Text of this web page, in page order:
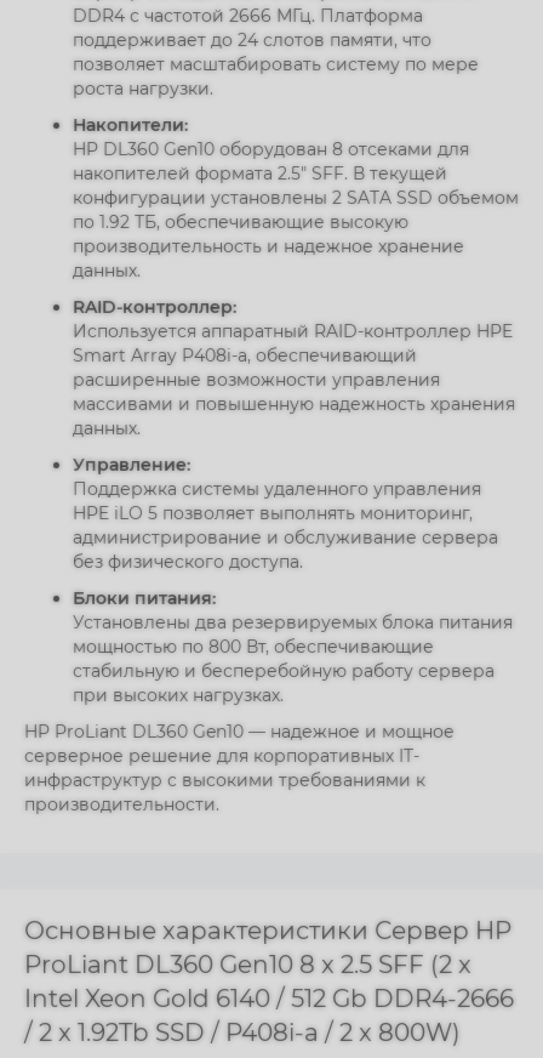
DDR4 с частотой 2666 МГц. Платформа
поддерживает до 24 слотов памяти, что
позволяет масштабировать систему по мере
роста нагрузки.
Накопители:
HP DL360 Gen10 оборудован 8 отсеками для
накопителей формата 2.5" SFF. В текущей
конфигурации установлены 2 SATA SSD объемом
по 1.92 ТБ, обеспечивающие высокую
производительность и надежное хранение
данных.
RAID-контроллер:
Используется аппаратный RAID-контроллер HPE
Smart Array P408i-a, обеспечивающий
расширенные возможности управления
массивами и повышенную надежность хранения
данных.
Управление:
Поддержка системы удаленного управления
HPE iLO 5 позволяет выполнять мониторинг,
администрирование и обслуживание сервера
без физического доступа.
Блоки питания:
Установлены два резервируемых блока питания
мощностью по 800 Вт, обеспечивающие
стабильную и бесперебойную работу сервера
при высоких нагрузках.
HP ProLiant DL360 Gen10 — надежное и мощное
серверное решение для корпоративных IT-
инфраструктур с высокими требованиями к
производительности.
Основные характеристики Сервер HP
ProLiant DL360 Gen10 8 x 2.5 SFF (2 x
Intel Xeon Gold 6140 / 512 Gb DDR4-2666
/ 2 x 1.92Tb SSD / P408i-a / 2 x 800W)